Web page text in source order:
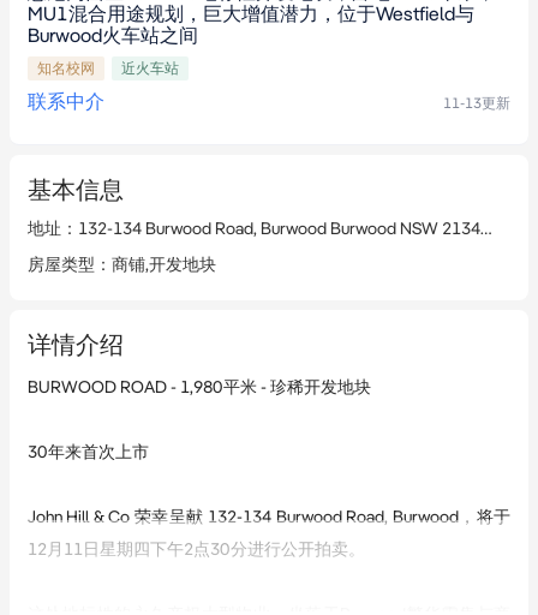
MU1混合用途规划，巨大增值潜力，位于Westfield与
Burwood火车站之间
知名校网 近火车站
联系中介 11-13更新
基本信息
地址 ： 132-134 Burwood Road, Burwood Burwood NSW 2134
房屋类型 ： 商铺,开发地块
详情介绍
BURWOOD ROAD - 1,980平米 - 珍稀开发地块
30年来首次上市
John Hill & Co 荣幸呈献 132-134 Burwood Road, Burwood，将于
12月11日星期四下午2点30分进行公开拍卖。